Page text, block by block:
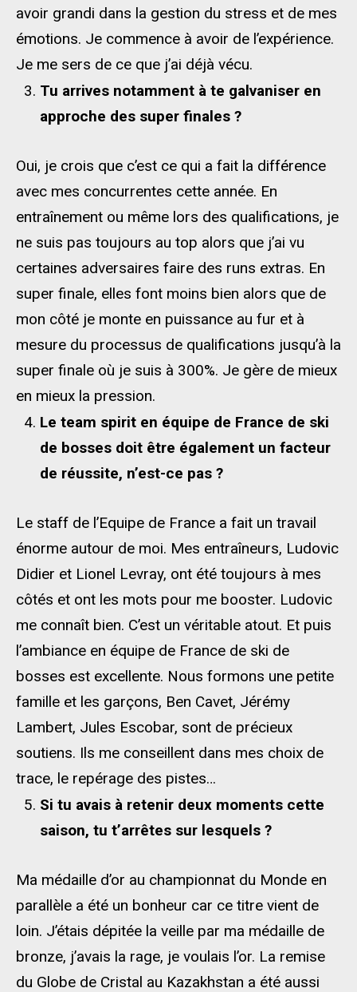
avoir grandi dans la gestion du stress et de mes
émotions. Je commence à avoir de l’expérience.
Je me sers de ce que j’ai déjà vécu.
Tu arrives notamment à te galvaniser en
approche des super finales ?
Oui, je crois que c’est ce qui a fait la différence
avec mes concurrentes cette année. En
entraînement ou même lors des qualifications, je
ne suis pas toujours au top alors que j’ai vu
certaines adversaires faire des runs extras. En
super finale, elles font moins bien alors que de
mon côté je monte en puissance au fur et à
mesure du processus de qualifications jusqu’à la
super finale où je suis à 300%. Je gère de mieux
en mieux la pression.
Le team spirit en équipe de France de ski
de bosses doit être également un facteur
de réussite, n’est-ce pas ?
Le staff de l’Equipe de France a fait un travail
énorme autour de moi. Mes entraîneurs, Ludovic
Didier et Lionel Levray, ont été toujours à mes
côtés et ont les mots pour me booster. Ludovic
me connaît bien. C’est un véritable atout. Et puis
l’ambiance en équipe de France de ski de
bosses est excellente. Nous formons une petite
famille et les garçons, Ben Cavet, Jérémy
Lambert, Jules Escobar, sont de précieux
soutiens. Ils me conseillent dans mes choix de
trace, le repérage des pistes…
Si tu avais à retenir deux moments cette
saison, tu t’arrêtes sur lesquels ?
Ma médaille d’or au championnat du Monde en
parallèle a été un bonheur car ce titre vient de
loin. J’étais dépitée la veille par ma médaille de
bronze, j’avais la rage, je voulais l’or. La remise
du Globe de Cristal au Kazakhstan a été aussi